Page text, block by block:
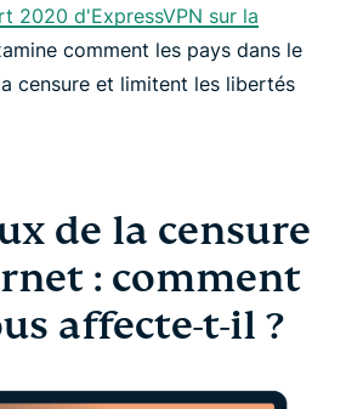
2020 d'ExpressVPN sur la
comment les pays dans le
censure et limitent les libertés
de la censure
: comment
affecte-t-il ?